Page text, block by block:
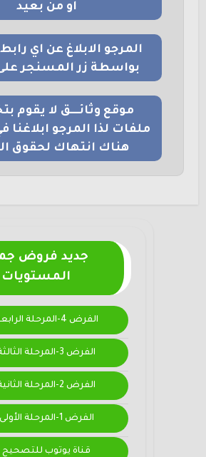
او من بعيد
المرجو الابلاغ عن اي
بواسطة زر المسنجر
موقع وثائــــق لا يقوم
ملفات لذا المرجو ابلاغنا
هناك انتهاك لحقوق
جديد فروض
المستويات
الفرض 4-المرحلة الرابعة
الفرض 3-المرحلة الثالثة
الفرض 2-المرحلة الثانية
الفرض 1-المرحلة الأولى
قناة يوتوب للتصحيح